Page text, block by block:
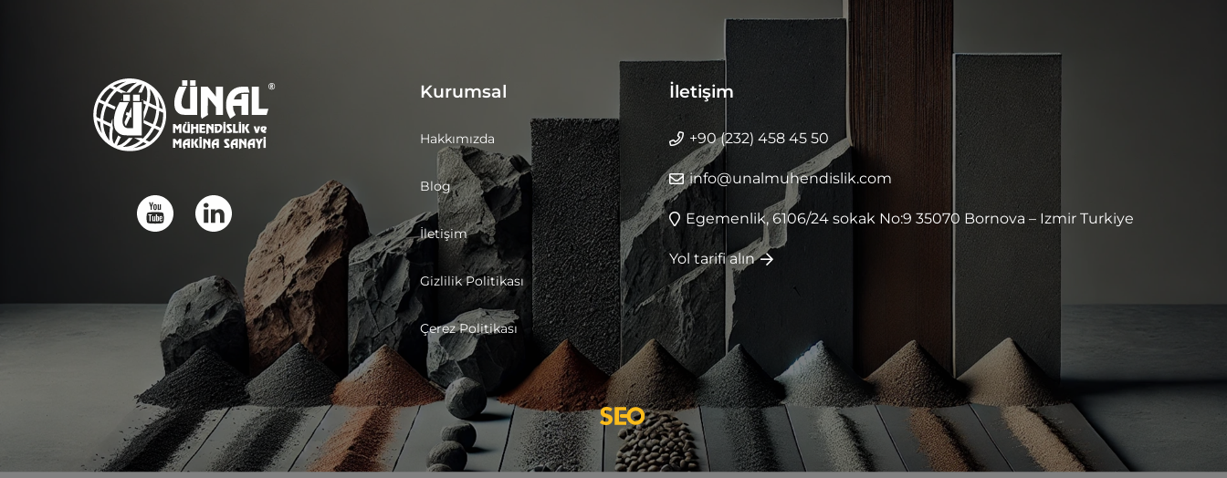
Kurumsal
Hakkımızda
Blog
İletişim
Gizlilik Politikası
Çerez Politikası
İletişim
+90 (232) 458 45 50
info@unalmuhendislik.com
Egemenlik, 6106/24 sokak No:9 35070 Bornova – Izmir Turkiye
Yol tarifi alın